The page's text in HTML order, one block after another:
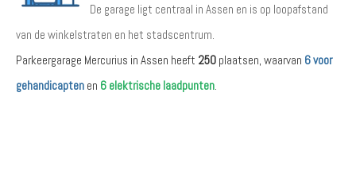
De garage ligt centraal in Assen en is op loopafstand
van de winkelstraten en het stadscentrum.
Parkeergarage Mercurius in Assen heeft 250 plaatsen, waarvan 6 voor
gehandicapten en 6 elektrische laadpunten